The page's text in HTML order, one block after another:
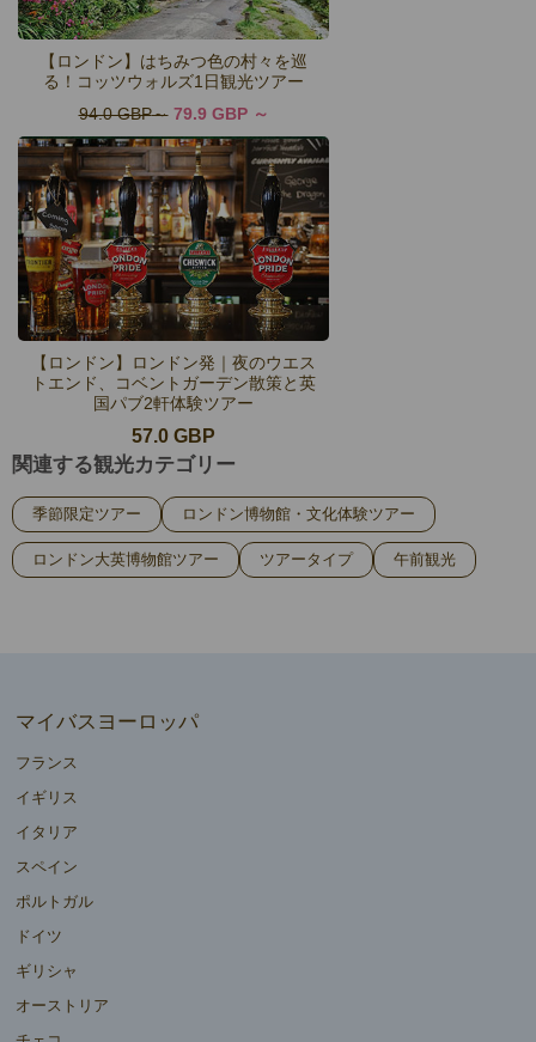
【ロンドン】はちみつ色の村々を巡
る！コッツウォルズ1日観光ツアー
94.0 GBP
79.9 GBP
【ロンドン】ロンドン発｜夜のウエス
トエンド、コベントガーデン散策と英
国パブ2軒体験ツアー
57.0 GBP
関連する観光カテゴリー
季節限定ツアー ロンドン博物館・文化体験ツアー
ロンドン大英博物館ツアー ツアータイプ 午前観光
マイバスヨーロッパ
フランス
イギリス
イタリア
スペイン
ポルトガル
ドイツ
ギリシャ
オーストリア